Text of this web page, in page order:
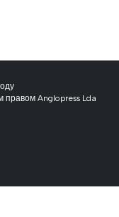
правом Anglopress Lda